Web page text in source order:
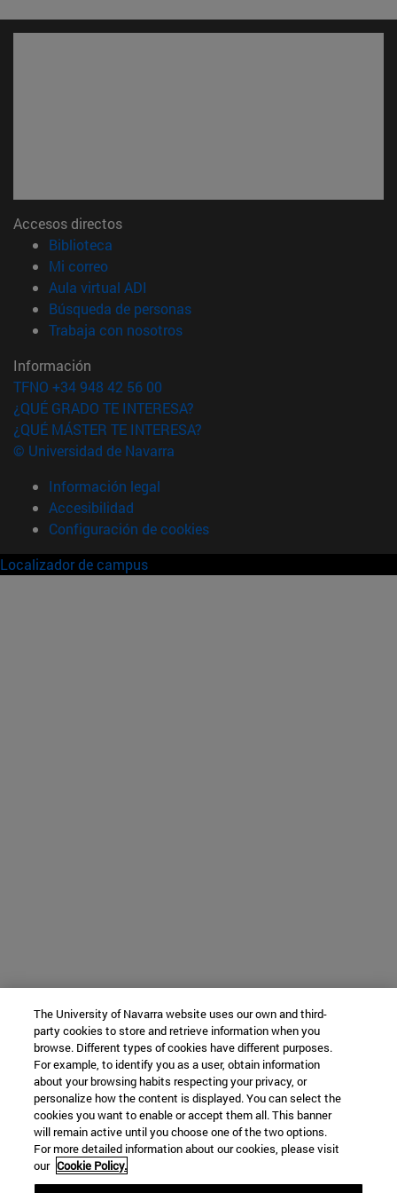
Accesos directos
Biblioteca
Mi correo(abre en nueva ventana)
Aula virtual ADI
Búsqueda de personas(abre en nueva ventana)
Trabaja con nosotros(abre en nueva ventana)
Información
TFNO +34 948 42 56 00
¿QUÉ GRADO TE INTERESA?
¿QUÉ MÁSTER TE INTERESA?
© Universidad de Navarra
Información legal
Accesibilidad
Configuración de cookies
Localizador de campus
The University of Navarra website uses our own and third-
party cookies to store and retrieve information when you
browse. Different types of cookies have different purposes.
For example, to identify you as a user, obtain information
about your browsing habits respecting your privacy, or
personalize how the content is displayed. You can select the
cookies you want to enable or accept them all. This banner
will remain active until you choose one of the two options.
For more detailed information about our cookies, please visit
our Cookie Policy.